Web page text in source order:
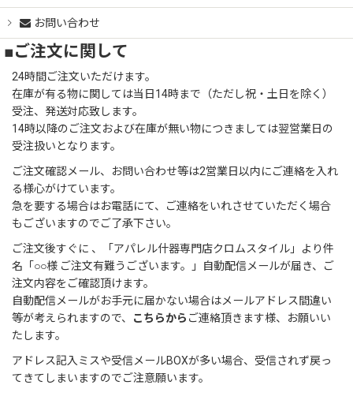
お問い合わせ
■ご注文に関して
24時間ご注文いただけます。
在庫が有る物に関しては当日14時まで（ただし祝・土日を除く）
受注、発送対応致します。
14時以降のご注文および在庫が無い物につきましては翌営業日の
受注扱いとなります。
ご注文確認メール、お問い合わせ等は2営業日以内にご連絡を入れ
る様心がけています。
急を要する場合はお電話にて、ご連絡をいれさせていただく場合
もございますのでご了承下さい。
ご注文後すぐに 、「アパレル什器専門店クロムスタイル」より件
名「○○様 ご注文有難うございます。」自動配信メールが届き、ご
注文内容をご確認頂けます。
自動配信メールがお手元に届かない場合はメールアドレス間違い
等が考えられますので、
こちらから ご連絡頂きます様、お願いい
たします。
アドレス記入ミスや受信メールBOXが多い場合、受信されず戻っ
てきてしまいますのでご注意願います。